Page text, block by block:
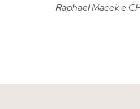
Raphael Macek e